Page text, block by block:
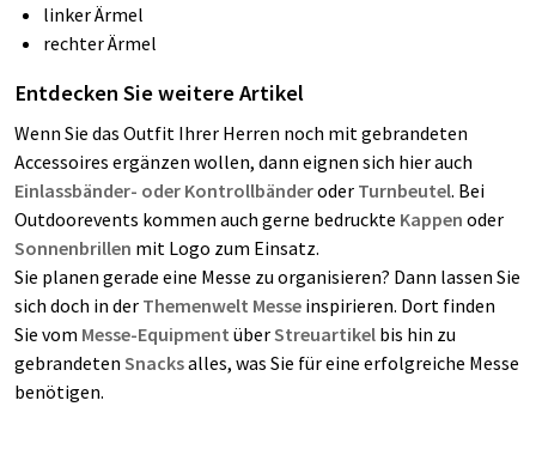
linker Ärmel
rechter Ärmel
Entdecken Sie weitere Artikel
Wenn Sie das Outfit Ihrer Herren noch mit gebrandeten
Accessoires ergänzen wollen, dann eignen sich hier auch
Einlassbänder- oder Kontrollbänderoder Turnbeutel. Bei
Outdoorevents kommen auch gerne bedruckte Kappen oder
Sonnenbrillen mit Logo zum Einsatz.
Sie planen gerade eine Messe zu organisieren? Dann lassen Sie
sich doch in der Themenwelt Messe inspirieren. Dort finden
Sie vom Messe-Equipment überStreuartikel bis hin zu
gebrandeten Snacksalles, was Sie für eine erfolgreiche Messe
benötigen.